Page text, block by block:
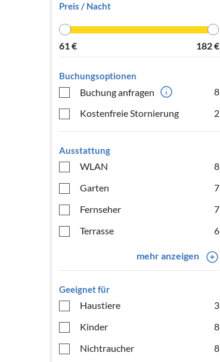
Preis / Nacht
61€ 182€
Buchungsoptionen
Buchung anfragen
8
Kostenfreie Stornierung
2
Ausstattung
WLAN
8
Garten
7
Fernseher
7
Terrasse
6
mehr anzeigen
Geeignet für
Haustiere
3
Kinder
8
Nichtraucher
8